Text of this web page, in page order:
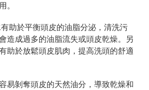
。
助於平衡頭皮的油脂分泌，清洗污
造成過多的油脂流失或頭皮乾燥。另
助於放鬆頭皮肌肉，提高洗頭的舒適
易剝奪頭皮的天然油分，導致乾燥和